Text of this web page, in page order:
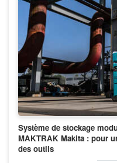
Système de stockage
MAKTRAK Makita : pour
des outils